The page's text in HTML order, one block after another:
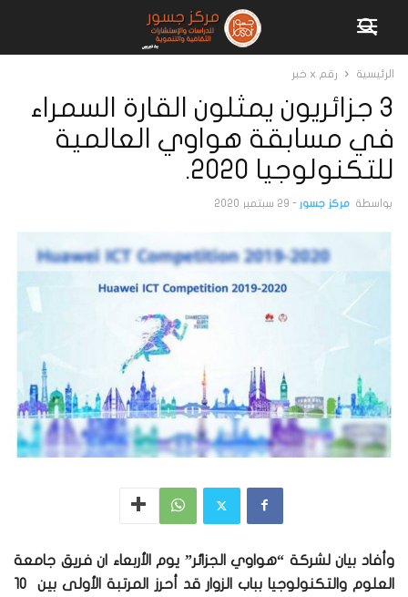
الرئيسية رقم x خبر
3 جزائريون يمثلون القارة السمراء
في مسابقة هواوي العالمية
للتكنولوجيا 2020.
بواسطة مركز جسور - 29 سبتمبر 2020
وأفاد بيان لشركة “هواوي الجزائر” يوم الأربعاء ان فريق جامعة
العلوم والتكنولوجيا بباب الزوار قد أحرز المرتبة الأولى بين 10